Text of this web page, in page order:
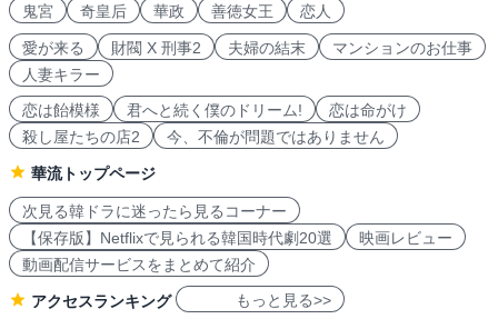
鬼宮
奇皇后 華政 善徳女王 恋人
愛が来る 財閥 X 刑事2 夫婦の結末
マンションのお仕事
人妻キラー
恋は飴模様
君へと続く僕のドリーム!
恋は命がけ
殺し屋たちの店2
今、不倫が問題ではありません
華流トップページ
次見る韓ドラに迷ったら見るコーナー
【保存版】Netflixで見られる韓国時代劇20選
映画レビュー
動画配信サービスをまとめて紹介
アクセスランキング もっと見る>>